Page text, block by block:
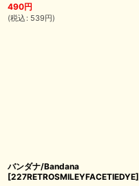
490円
(税込 : 539円)
バンダナ/Bandana
[227RETROSMILEYFACETIEDYE]